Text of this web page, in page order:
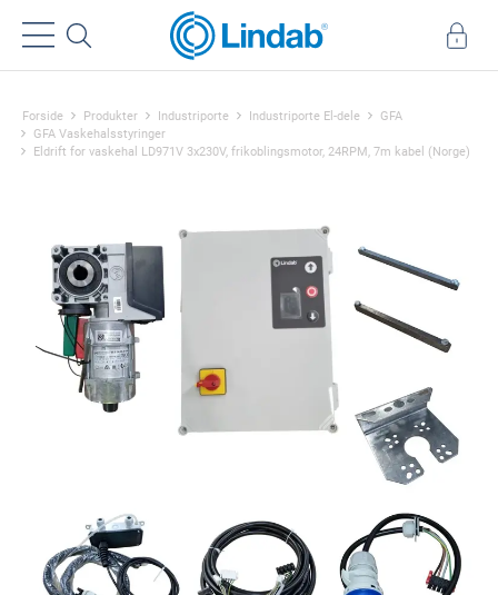
Forside Produkter Industriporte Industriporte El-dele
GFA
GFA Vaskehalsstyringer
Eldrift for vaskehal LD971V 3x230V, frikoblingsmotor, 24RPM, 7m kabel (Norge)